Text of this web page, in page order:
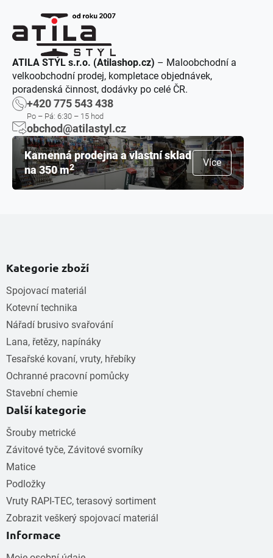
ATILA STÝL s.r.o. (Atilashop.cz) – Maloobchodní a
velkoobchodní prodej, kompletace objednávek,
poradenská činnost, dodávky po celé ČR.
+420 775 543 438
Po – Pá: 6:30 – 15 hod
obchod@atilastyl.cz
Kamenná prodejna a vlastní sklad
na 350 m2 Více
Kategorie zboží
Spojovací materiál
Kotevní technika
Nářadí brusivo svařování
Lana, řetězy, napínáky
Tesařské kovaní, vruty, hřebíky
Ochranné pracovní pomůcky
Stavební chemie
Další kategorie
Šrouby metrické
Závitové tyče, Závitové svorníky
Matice
Podložky
Vruty RAPI-TEC, terasový sortiment
Zobrazit veškerý spojovací materiál
Informace